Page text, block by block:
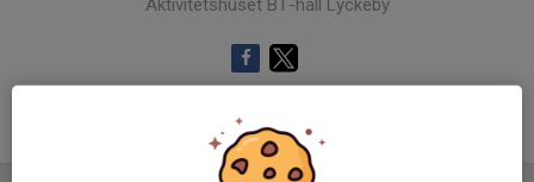
Aktivitetshuset BT-hall Lyckeby
Samling 12:00